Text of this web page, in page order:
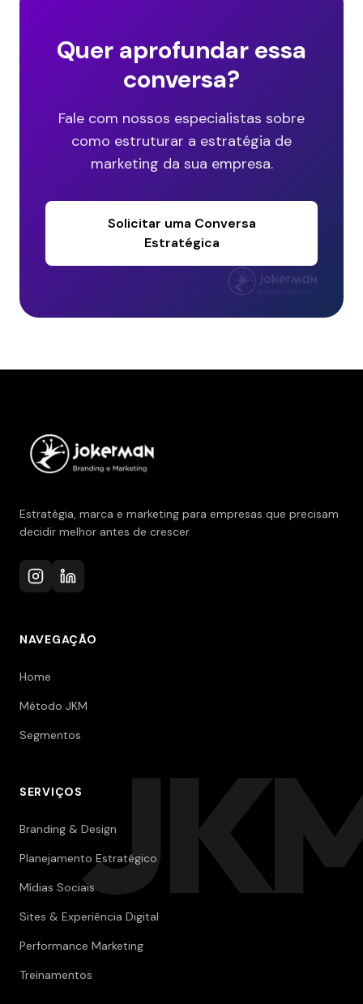
Quer aprofundar essa
conversa?
Fale com nossos especialistas sobre
como estruturar a estratégia de
marketing da sua empresa.
Solicitar uma Conversa
Estratégica
Estratégia, marca e marketing para empresas que precisam
decidir melhor antes de crescer.
NAVEGAÇÃO
Home
Método JKM
Segmentos
SERVIÇOS
Branding & Design
Planejamento Estratégico
Mídias Sociais
Sites & Experiência Digital
Performance Marketing
Treinamentos